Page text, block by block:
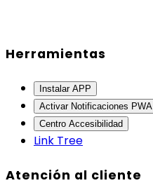
Herramientas
Instalar APP
Activar Notificaciones PWA
Centro Accesibilidad
Link Tree
Atención al cliente